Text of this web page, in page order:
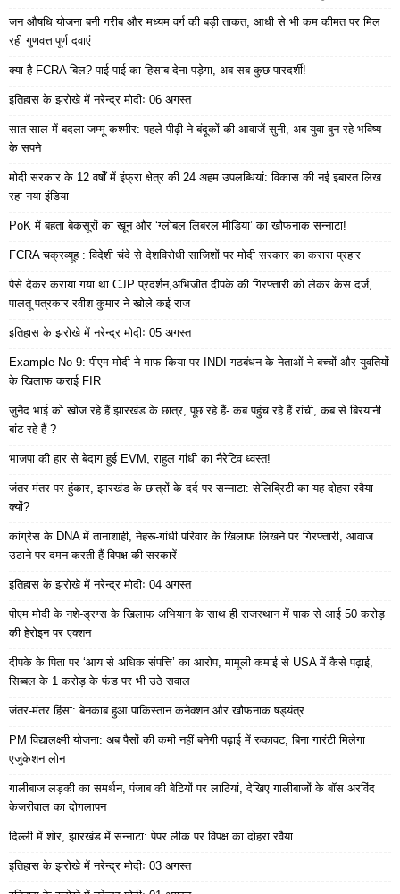
जन औषधि योजना बनी गरीब और मध्यम वर्ग की बड़ी ताकत, आधी से भी कम कीमत पर मिल
रही गुणवत्तापूर्ण दवाएं
क्या है FCRA बिल? पाई-पाई का हिसाब देना पड़ेगा, अब सब कुछ पारदर्शी!
इतिहास के झरोखे में नरेन्द्र मोदीः 06 अगस्त
सात साल में बदला जम्मू-कश्मीर: पहले पीढ़ी ने बंदूकों की आवाजें सुनी, अब युवा बुन रहे भविष्य
के सपने
मोदी सरकार के 12 वर्षों में इंफ्रा क्षेत्र की 24 अहम उपलब्धियां: विकास की नई इबारत लिख
रहा नया इंडिया
PoK में बहता बेकसूरों का खून और ‘ग्लोबल लिबरल मीडिया’ का खौफनाक सन्नाटा!
FCRA चक्रव्यूह : विदेशी चंदे से देशविरोधी साजिशों पर मोदी सरकार का करारा प्रहार
पैसे देकर कराया गया था CJP प्रदर्शन,अभिजीत दीपके की गिरफ्तारी को लेकर केस दर्ज,
पालतू पत्रकार रवीश कुमार ने खोले कई राज
इतिहास के झरोखे में नरेन्द्र मोदीः 05 अगस्त
Example No 9: पीएम मोदी ने माफ किया पर INDI गठबंधन के नेताओं ने बच्चों और युवतियों
के खिलाफ कराई FIR
जुनैद भाई को खोज रहे हैं झारखंड के छात्र, पूछ रहे हैं- कब पहुंच रहे हैं रांची, कब से बिरयानी
बांट रहे हैं ?
भाजपा की हार से बेदाग हुई EVM, राहुल गांधी का नैरेटिव ध्वस्त!
जंतर-मंतर पर हुंकार, झारखंड के छात्रों के दर्द पर सन्नाटा: सेलिब्रिटी का यह दोहरा रवैया
क्यों?
कांग्रेस के DNA में तानाशाही, नेहरू-गांधी परिवार के खिलाफ लिखने पर गिरफ्तारी, आवाज
उठाने पर दमन करती हैं विपक्ष की सरकारें
इतिहास के झरोखे में नरेन्द्र मोदीः 04 अगस्त
पीएम मोदी के नशे-ड्रग्स के खिलाफ अभियान के साथ ही राजस्थान में पाक से आई 50 करोड़
की हेरोइन पर एक्शन
दीपके के पिता पर ‘आय से अधिक संपत्ति’ का आरोप, मामूली कमाई से USA में कैसे पढ़ाई,
सिब्बल के 1 करोड़ के फंड पर भी उठे सवाल
जंतर-मंतर हिंसा: बेनकाब हुआ पाकिस्तान कनेक्शन और खौफनाक षड्यंत्र
PM विद्यालक्ष्मी योजना: अब पैसों की कमी नहीं बनेगी पढ़ाई में रुकावट, बिना गारंटी मिलेगा
एजुकेशन लोन
गालीबाज लड़की का समर्थन, पंजाब की बेटियों पर लाठियां, देखिए गालीबाजों के बॉस अरविंद
केजरीवाल का दोगलापन
दिल्ली में शोर, झारखंड में सन्नाटा: पेपर लीक पर विपक्ष का दोहरा रवैया
इतिहास के झरोखे में नरेन्द्र मोदीः 03 अगस्त